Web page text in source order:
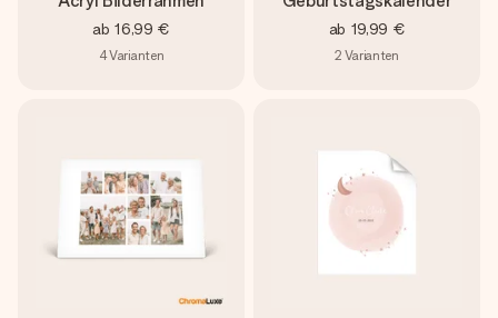
ab 16,99 €
4Varianten
ab 19,99 €
2 Varianten